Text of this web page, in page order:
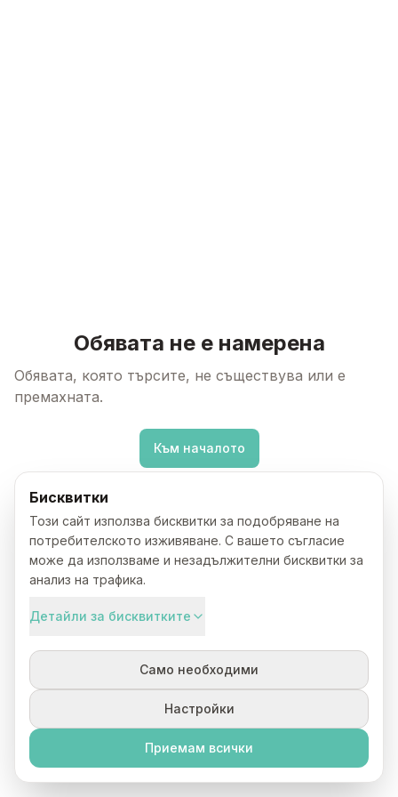
Обявата не е намерена
Обявата, която търсите, не съществува или е
премахната.
Към началото
Бисквитки
Този сайт използва бисквитки за подобряване на
потребителското изживяване. С вашето съгласие
може да използваме и незадължителни бисквитки за
анализ на трафика.
Детайли за бисквитките
Само необходими
Настройки
Приемам всички